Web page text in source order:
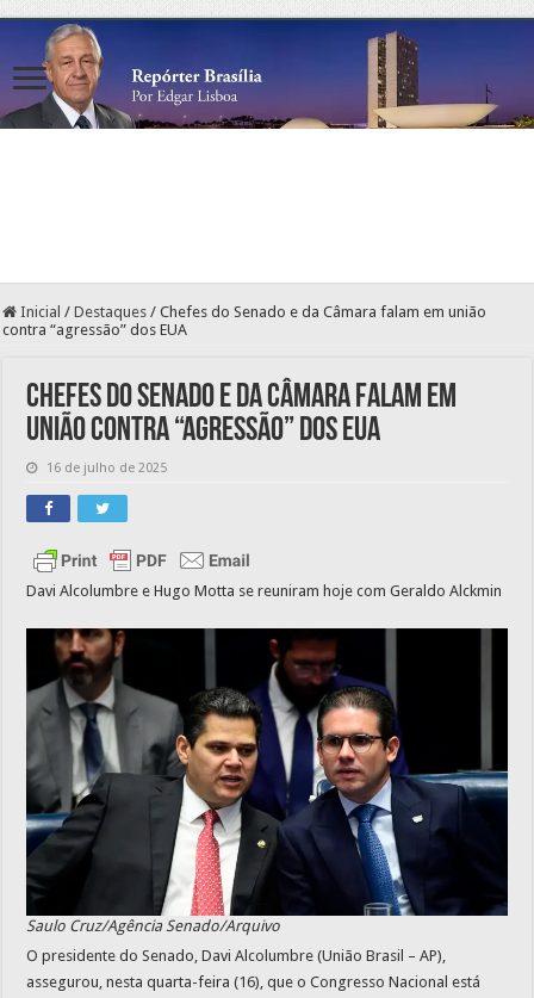
Inicial / Destaques / Chefes do Senado e da Câmara falam em união
contra “agressão” dos EUA
Chefes do Senado e da Câmara falam em
união contra “agressão” dos EUA
16 de julho de 2025
Davi Alcolumbre e Hugo Motta se reuniram hoje com Geraldo Alckmin
Saulo Cruz/Agência Senado/Arquivo
O presidente do Senado, Davi Alcolumbre (União Brasil – AP),
assegurou, nesta quarta-feira (16), que o Congresso Nacional está